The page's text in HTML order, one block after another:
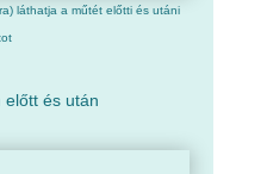
láthatja a műtét előtti és utáni
előtt és után